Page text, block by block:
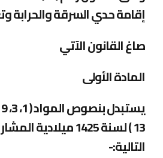
إقامة حدي السرقة والحرابة
صاغ القانون الآتي
المادة الأولى
13 ) لسنة 1425
التالية:-